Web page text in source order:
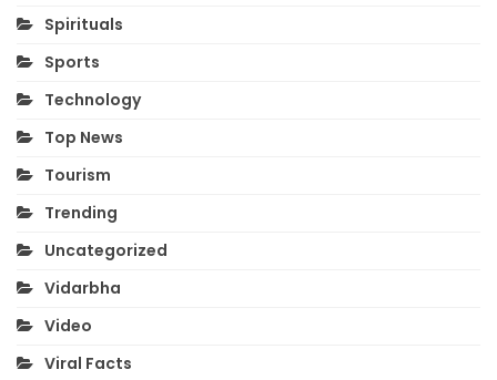
Spirituals
Sports
Technology
Top News
Tourism
Trending
Uncategorized
Vidarbha
Video
Viral Facts